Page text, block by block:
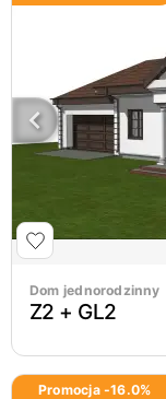
Dom jednorodzinny
Z2 + GL2
Promocja -16.0%